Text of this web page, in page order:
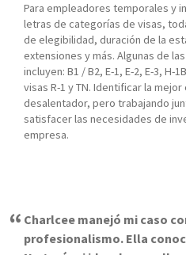
Charlcee manejó mi caso
profesionalismo. Ella
Para empleadores temporales y
letras de categorías de visas,
de elegibilidad, duración de la
extensiones y más. Algunas de
incluyen: B1 / B2, E-1, E-2, E-3, H-
visas R-1 y TN. Identificar la
desalentador, pero trabajando
satisfacer las necesidades de
empresa.